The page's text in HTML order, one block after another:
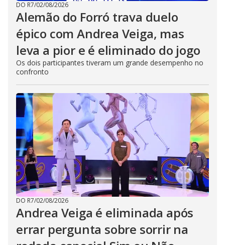
DO R7/02/08/2026
Alemão do Forró trava duelo
épico com Andrea Veiga, mas
leva a pior e é eliminado do jogo
Os dois participantes tiveram um grande desempenho no
confronto
DO R7/02/08/2026
Andrea Veiga é eliminada após
errar pergunta sobre sorrir na